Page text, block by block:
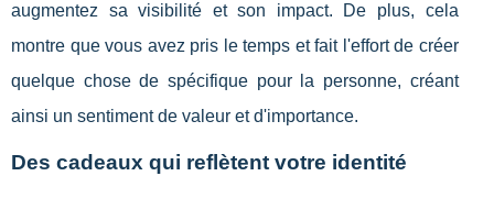
augmentez sa visibilité et son impact. De plus, cela
montre que vous avez pris le temps et fait l'effort de créer
quelque chose de spécifique pour la personne, créant
ainsi un sentiment de valeur et d'importance.
Des cadeaux qui reflètent votre identité